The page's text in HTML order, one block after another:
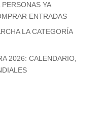
YA
ENTRADAS
LA CATEGORÍA
2026: CALENDARIO,